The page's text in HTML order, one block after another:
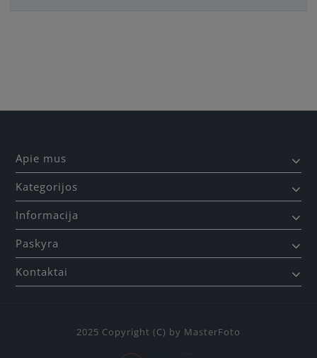
Apie mus
Kategorijos
Informacija
Paskyra
Kontaktai
2025 Copyright (C) by MasterFoto